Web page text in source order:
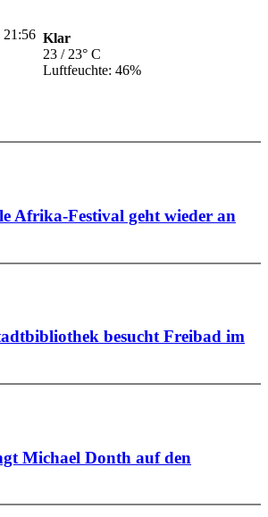
Klar
23 / 23° C
Luftfeuchte: 46%
Afrika-Festival geht wieder an
besucht Freibad im
Michael Donth auf den